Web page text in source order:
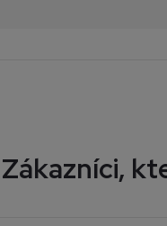
Zákazníci,